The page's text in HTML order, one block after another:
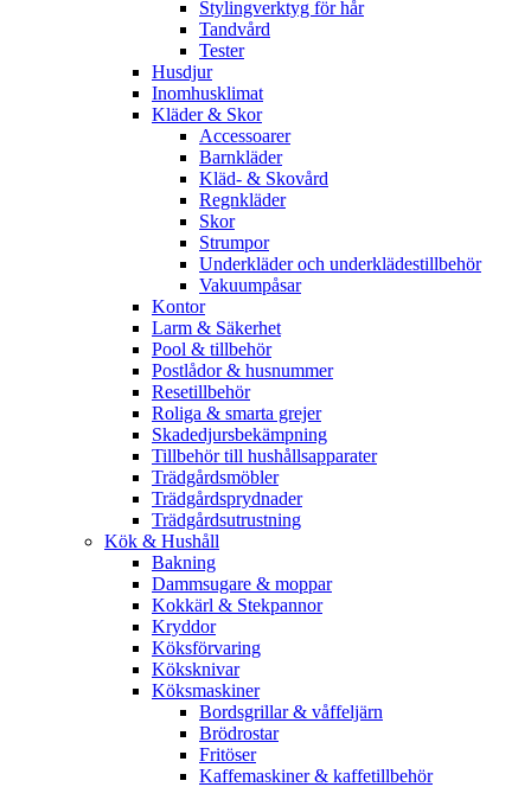
Stylingverktyg för hår
Tandvård
Tester
Husdjur
Inomhusklimat
Kläder & Skor
Accessoarer
Barnkläder
Kläd- & Skovård
Regnkläder
Skor
Strumpor
Underkläder och underklädestillbehör
Vakuumpåsar
Kontor
Larm & Säkerhet
Pool & tillbehör
Postlådor & husnummer
Resetillbehör
Roliga & smarta grejer
Skadedjursbekämpning
Tillbehör till hushållsapparater
Trädgårdsmöbler
Trädgårdsprydnader
Trädgårdsutrustning
Kök & Hushåll
Bakning
Dammsugare & moppar
Kokkärl & Stekpannor
Kryddor
Köksförvaring
Köksknivar
Köksmaskiner
Bordsgrillar & våffeljärn
Brödrostar
Fritöser
Kaffemaskiner & kaffetillbehör